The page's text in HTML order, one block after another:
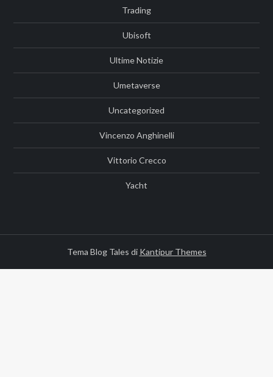
Trading
Ubisoft
Ultime Notizie
Umetaverse
Uncategorized
Vincenzo Anghinelli
Vittorio Crecco
Yacht
Tema Blog Tales di Kantipur Themes